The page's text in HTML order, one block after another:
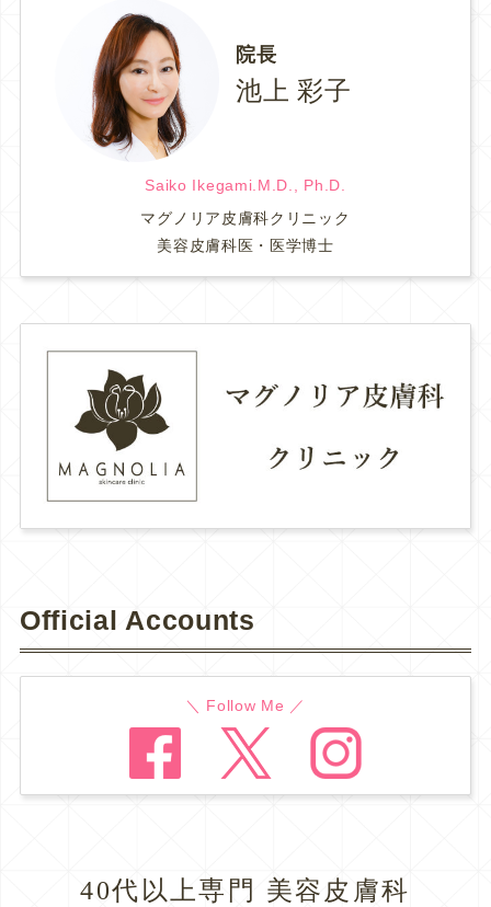
院長
池上 彩子
Saiko Ikegami.M.D., Ph.D.
マグノリア皮膚科クリニック
美容皮膚科医・医学博士
Official Accounts
＼ Follow Me ／
40代以上専門 美容皮膚科